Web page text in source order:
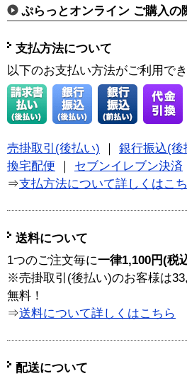
ぷらっとオンライン ご購入の
支払方法について
以下のお支払い方法がご利用で
売掛取引(後払い)
銀行振込(後
換宅配便
セブンイレブン決済
⇒支払方法について詳しくはこ
送料について
1つのご注文毎に一律1,100円(税
※売掛取引(後払い)のお客様は
無料！
⇒送料について詳しくはこちら
配送について